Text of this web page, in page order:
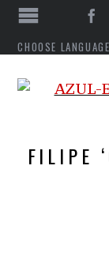
CHOOSE LANGUAGE
FILIPE